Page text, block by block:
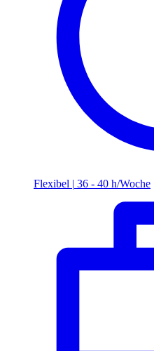
Flexibel | 36 - 40 h/Woche